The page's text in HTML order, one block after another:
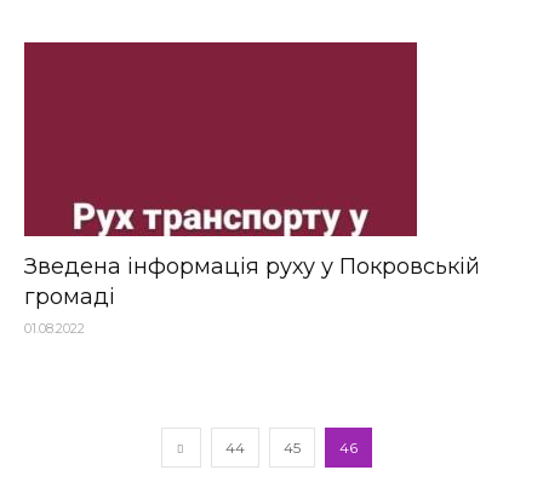
Зведена інформація руху у Покровській
громаді
01.08.2022
44 45 46